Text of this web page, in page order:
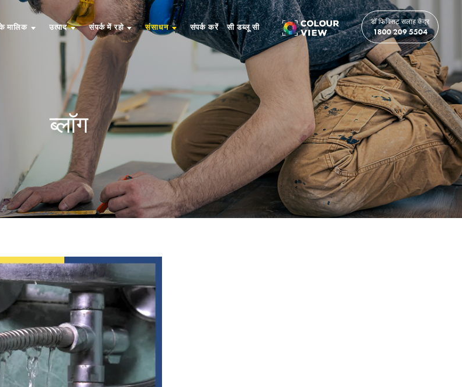
मालिक उत्पाद संपर्क में रहो संसाधन संपर्क करें सी डब्लू सी
डॉ फिक्सिट सलाह केंद्र
1800 209 5504
ब्लॉग